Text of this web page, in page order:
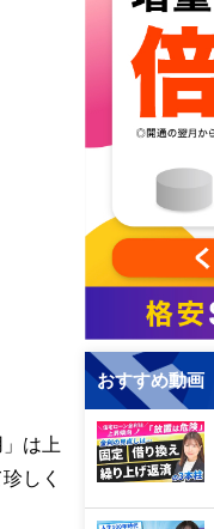
は上
しく
おすすめ動画